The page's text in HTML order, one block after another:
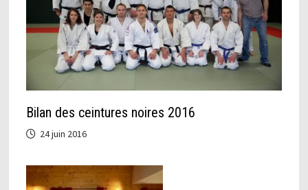
Bilan des ceintures noires 2016
24 juin 2016